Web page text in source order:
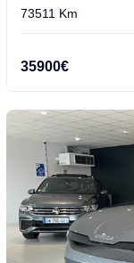
73511 Km
35900€